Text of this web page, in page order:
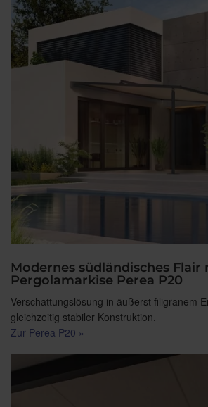
Modernes südländisches Flair
Pergolamarkise Perea P20
Verschattungslösung in äußerst filigranem
gleichzeitig stabiler Konstruktion.
Zur Perea P20 »